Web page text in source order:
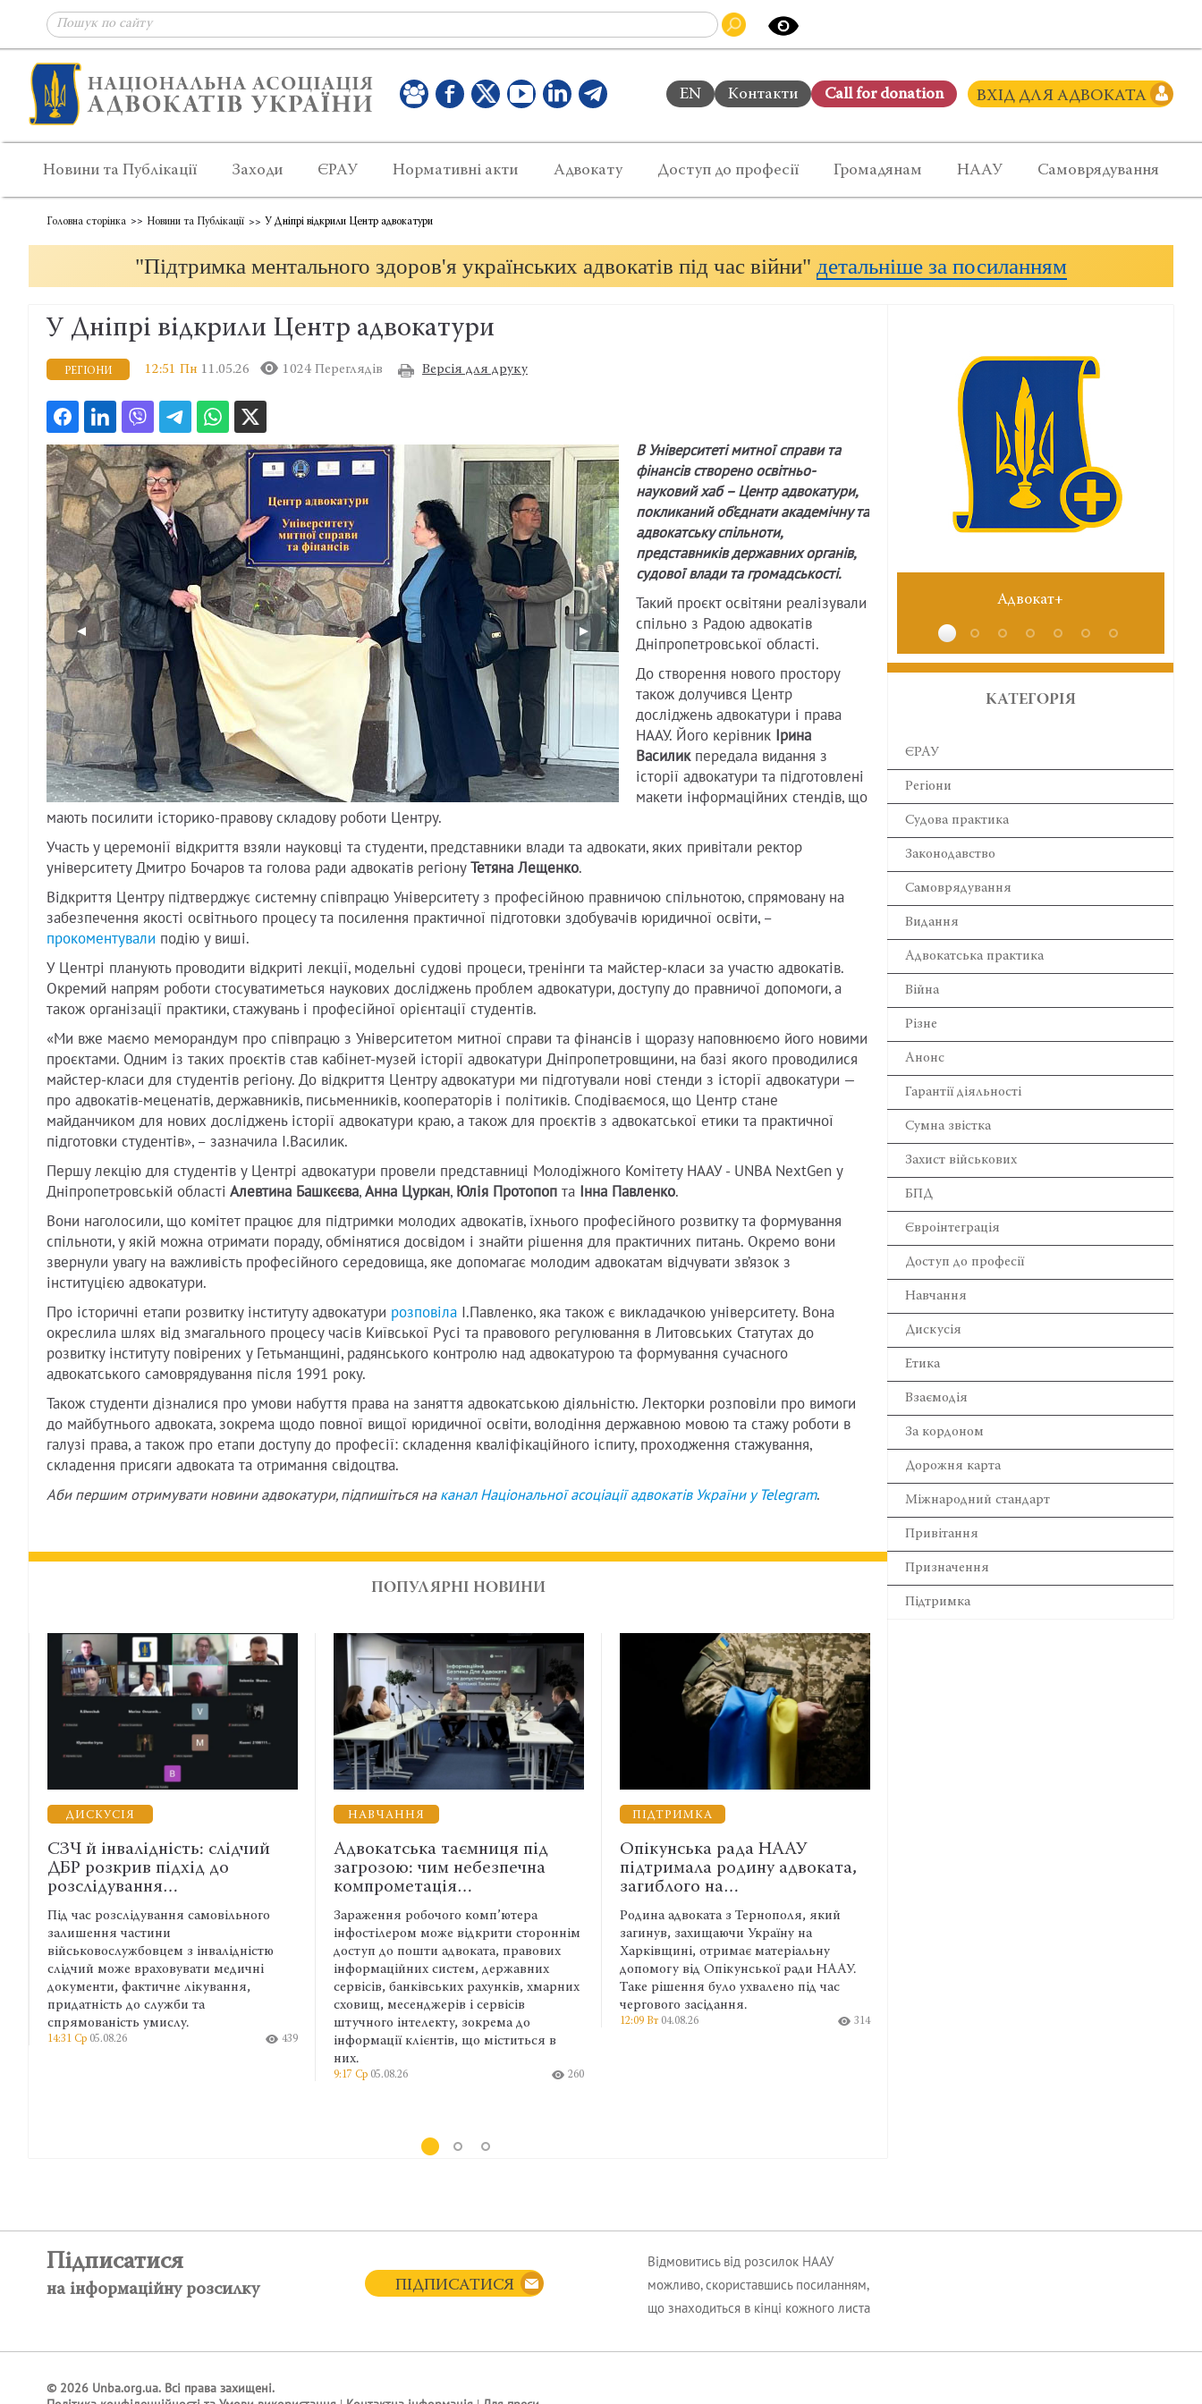
EN Контакти Сall for donation ВХІД ДЛЯ АДВОКАТА
Новини та Публікації Заходи ЄРАУ Нормативні акти Адвокату Доступ до професії Громадянам НААУ Самоврядування
Головна сторінка Новини та Публікації У Дніпрі відкрили Центр адвокатури
"Підтримка ментального здоров'я українських адвокатів під час війни" детальніше за посиланням
У Дніпрі відкрили Центр адвокатури
РЕГІОНИ 12:51 Пн 11.05.26 1024 Переглядів Версія для друку
В Університеті митної справи та
фінансів створено освітньо-
науковий хаб – Центр адвокатури,
покликаний об’єднати академічну та
адвокатську спільноти,
представників державних органів,
судової влади та громадськості.
Такий проєкт освітяни реалізували
спільно з Радою адвокатів
Дніпропетровської області.
До створення нового простору
також долучився Центр
досліджень адвокатури і права
НААУ. Його керівник Ірина
Василикпередала видання з
історії адвокатури та підготовлені
макети інформаційних стендів, що
мають посилити історико-правову складову роботи Центру.
Участь у церемонії відкриття взяли науковці та студенти, представники влади та адвокати, яких привітали ректор
університету Дмитро Бочаров та голова ради адвокатів регіону Тетяна Лещенко.
Відкриття Центру підтверджує системну співпрацю Університету з професійною правничою спільнотою, спрямовану на
забезпечення якості освітнього процесу та посилення практичної підготовки здобувачів юридичної освіти, –
прокоментували подію у виші.
У Центрі планують проводити відкриті лекції, модельні судові процеси, тренінги та майстер-класи за участю адвокатів.
Окремий напрям роботи стосуватиметься наукових досліджень проблем адвокатури, доступу до правничої допомоги, а
також організації практики, стажувань і професійної орієнтації студентів.
«Ми вже маємо меморандум про співпрацю з Університетом митної справи та фінансів і щоразу наповнюємо його новими
проєктами. Одним із таких проєктів став кабінет-музей історії адвокатури Дніпропетровщини, на базі якого проводилися
майстер-класи для студентів регіону. До відкриття Центру адвокатури ми підготували нові стенди з історії адвокатури —
про адвокатів-меценатів, державників, письменників, кооператорів і політиків. Сподіваємося, що Центр стане
майданчиком для нових досліджень історії адвокатури краю, а також для проєктів з адвокатської етики та практичної
підготовки студентів», – зазначила І.Василик.
Першу лекцію для студентів у Центрі адвокатури провели представниці Молодіжного Комітету НААУ - UNBA NextGen у
Дніпропетровській області Алевтина Башкєєва, Анна Цуркан, Юлія Протопоп та Інна Павленко.
Вони наголосили, що комітет працює для підтримки молодих адвокатів, їхнього професійного розвитку та формування
спільноти, у якій можна отримати пораду, обмінятися досвідом і знайти рішення для практичних питань. Окремо вони
звернули увагу на важливість професійного середовища, яке допомагає молодим адвокатам відчувати зв’язок з
інституцією адвокатури.
Про історичні етапи розвитку інституту адвокатури розповіла І.Павленко, яка також є викладачкою університету. Вона
окреслила шлях від змагального процесу часів Київської Русі та правового регулювання в Литовських Статутах до
розвитку інституту повірених у Гетьманщині, радянського контролю над адвокатурою та формування сучасного
адвокатського самоврядування після 1991 року.
Також студенти дізналися про умови набуття права на заняття адвокатською діяльністю. Лекторки розповіли про вимоги
до майбутнього адвоката, зокрема щодо повної вищої юридичної освіти, володіння державною мовою та стажу роботи в
галузі права, а також про етапи доступу до професії: складення кваліфікаційного іспиту, проходження стажування,
складення присяги адвоката та отримання свідоцтва.
Аби першим отримувати новини адвокатури, підпишіться на канал Національної асоціації адвокатів України у Telegram.
ПОПУЛЯРНІ НОВИНИ
слідчий
медичні
439
Адвокатська таємниця під
загрозою: чим небезпечна
компрометація…
Зараження робочого комп’ютера
інфостілером може відкрити стороннім
доступ до пошти адвоката, правових
інформаційних систем, державних
сервісів, банківських рахунків, хмарних
сховищ, месенджерів і сервісів
штучного інтелекту, зокрема до
інформації клієнтів, що міститься в
260
Опікунська рада НААУ
підтримала родину адвоката,
загиблого на…
Родина адвоката з Тернополя, який
загинув, захищаючи Україну на
Харківщині, отримає матеріальну
допомогу від Опікунської ради НААУ.
Таке рішення було ухвалено під час
чергового засідання.
12:09 Вт04.08.26 314
Наказ, рапорт і докази: які
помилки можуть завадити
захисту…
Очікування відповіді на рапорт,
пропуск місячного строку, неправильне
визначення відповідача та відсутність
доказів звернення можуть ускладнити
оскарження дій або бездіяльності
командування. Подання позову
водночас не звільняє
Адвокат+ №6 червень 2026
КАТЕГОРІЯ
ЄРАУ
Регіони
Cудова практика
Законодавство
Самоврядування
Видання
Адвокатська практика
Війна
Різне
Анонс
Гарантії діяльності
Сумна звістка
Захист військових
БПД
Євроінтеграція
Доступ до професії
Навчання
Дискусія
Етика
Взаємодія
За кордоном
Дорожня карта
Міжнародний стандарт
Привітання
Призначення
Підтримка
Підписатися
на інформаційну розсилку ПІДПИСАТИСЯ
Відмовитись від розсилок НААУ
можливо, скориставшись посиланням,
що знаходиться в кінці кожного листа
© 2026 Unba.org.ua. Всі права захищені.